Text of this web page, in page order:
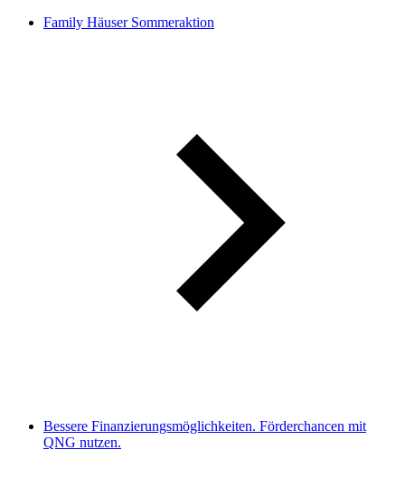
Family Häuser Sommeraktion
Bessere Finanzierungsmöglichkeiten. Förderchancen mit
QNG nutzen.